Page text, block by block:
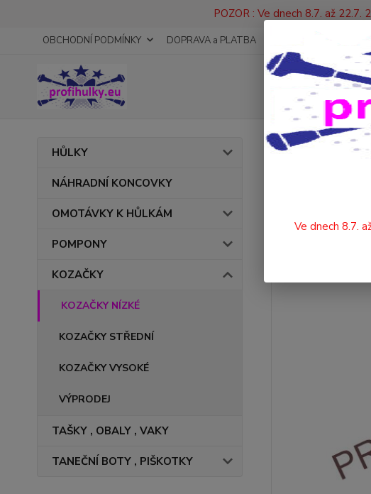
POZOR : Ve dnech 8.7. až
OBCHODNÍ PODMÍNKY DOPRAVA a PLATBA
HŮLKY
NÁHRADNÍ KONCOVKY
OMOTÁVKY K HŮLKÁM
POMPONY
KOZAČKY
KOZAČKY NÍZKÉ
KOZAČKY STŘEDNÍ
KOZAČKY VYSOKÉ
VÝPRODEJ
TAŠKY , OBALY , VAKY
TANEČNÍ BOTY , PIŠKOTKY
Úvod KOZAČKY
9260 -
Ve dnech 8.7.